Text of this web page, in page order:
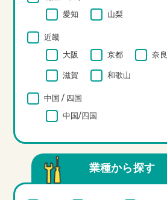
愛知
山梨
近畿
大阪
京都 奈良
滋賀 和歌山
中国 / 四国
中国/四国
業種から探す